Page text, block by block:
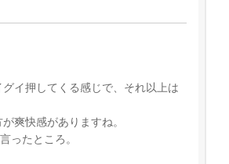
イ押してくる感じで、それ以上は
爽快感がありますね。
ったところ。